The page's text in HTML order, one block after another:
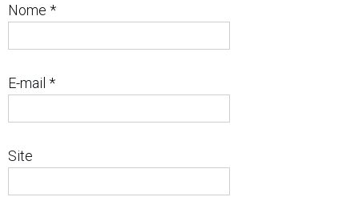
Nome *
E-mail *
Site